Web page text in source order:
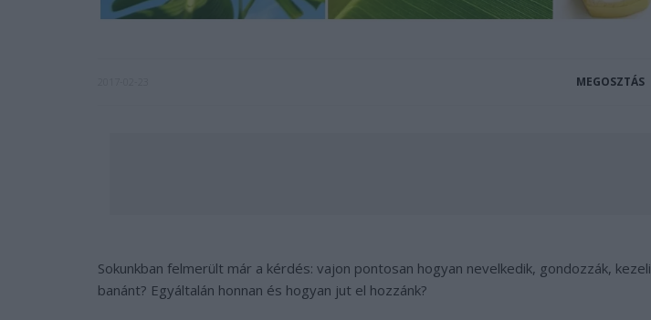
MEGOSZTÁS
Sokunkban felmerült már a kérdés: vajon pontosan hogyan nevelkedik, gondozzák,
banánt? Egyáltalán honnan és hogyan jut el hozzánk?